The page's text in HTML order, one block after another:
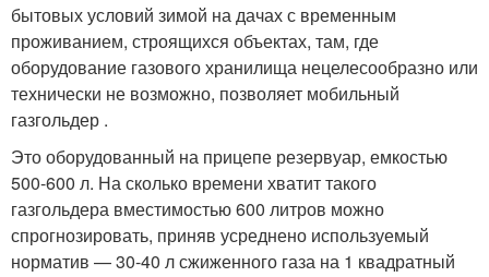
бытовых условий зимой на дачах с временным
проживанием, строящихся объектах, там, где
оборудование газового хранилища нецелесообразно или
технически не возможно, позволяет мобильный
газгольдер .
Это оборудованный на прицепе резервуар, емкостью
500-600 л. На сколько времени хватит такого
газгольдера вместимостью 600 литров можно
спрогнозировать, приняв усреднено используемый
норматив — 30-40 л сжиженного газа на 1 квадратный